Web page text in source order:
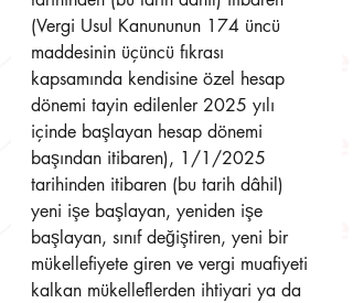
(Vergi Usul Kanununun 174 üncü
maddesinin üçüncü fıkrası
kapsamında kendisine özel hesap
dönemi tayin edilenler 2025 yılı
içinde başlayan hesap dönemi
başından itibaren), 1/1/2025
tarihinden itibaren (bu tarih dâhil)
yeni işe başlayan, yeniden işe
başlayan, sınıf değiştiren, yeni bir
mükellefiyete giren ve vergi muafiyeti
kalkan mükelleflerden ihtiyari ya da